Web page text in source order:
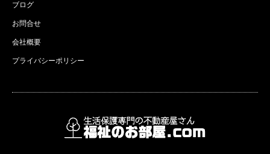
ブログ
お問合せ
会社概要
プライバシーポリシー